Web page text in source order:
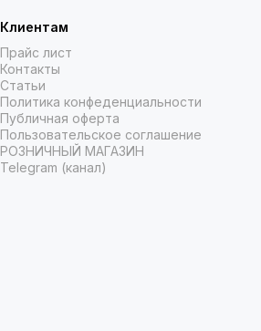
Клиентам
Прайс лист
Контакты
Статьи
Политика конфеденциальности
Публичная оферта
Пользовательское соглашение
РОЗНИЧНЫЙ МАГАЗИН
Telegram (канал)